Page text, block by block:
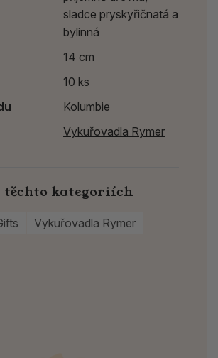
sladce pryskyřičnatá a
bylinná
14 cm
10 ks
Kolumbie
Vykuřovadla Rymer
těchto kategoriích
Vykuřovadla Rymer